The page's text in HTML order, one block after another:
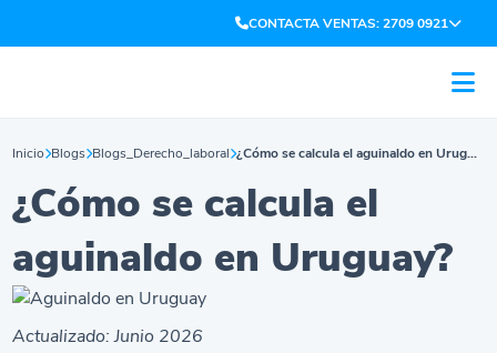
CONTACTA VENTAS: 2709 0921
Inicio Blogs Blogs_Derecho_laboral ¿Cómo se calcula el aguinaldo en Uruguay?
¿Cómo se calcula el
aguinaldo en Uruguay?
Actualizado: Junio 2026